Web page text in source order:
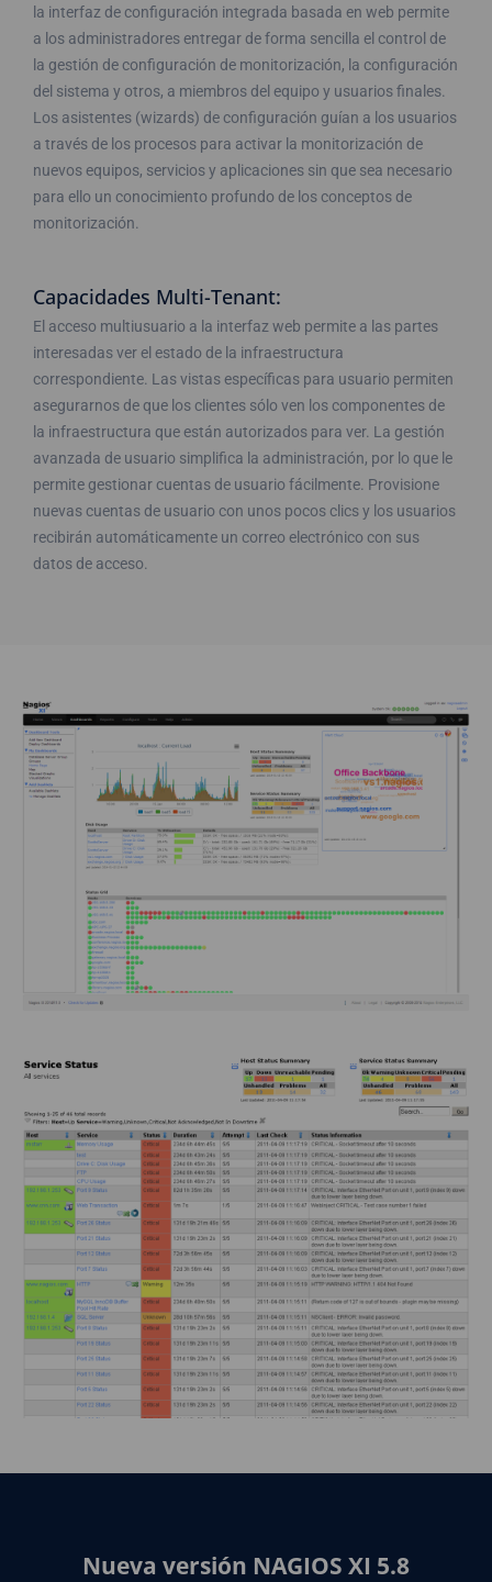
la interfaz de configuración integrada basada en web permite
a los administradores entregar de forma sencilla el control de
la gestión de configuración de monitorización, la configuración
del sistema y otros, a miembros del equipo y usuarios finales.
Los asistentes (wizards) de configuración guían a los usuarios
a través de los procesos para activar la monitorización de
nuevos equipos, servicios y aplicaciones sin que sea necesario
para ello un conocimiento profundo de los conceptos de
monitorización.
Capacidades Multi-Tenant:
El acceso multiusuario a la interfaz web permite a las partes
interesadas ver el estado de la infraestructura
correspondiente. Las vistas específicas para usuario permiten
asegurarnos de que los clientes sólo ven los componentes de
la infraestructura que están autorizados para ver. La gestión
avanzada de usuario simplifica la administración, por lo que le
permite gestionar cuentas de usuario fácilmente. Provisione
nuevas cuentas de usuario con unos pocos clics y los usuarios
recibirán automáticamente un correo electrónico con sus
datos de acceso.
Nueva versión NAGIOS XI 5.8